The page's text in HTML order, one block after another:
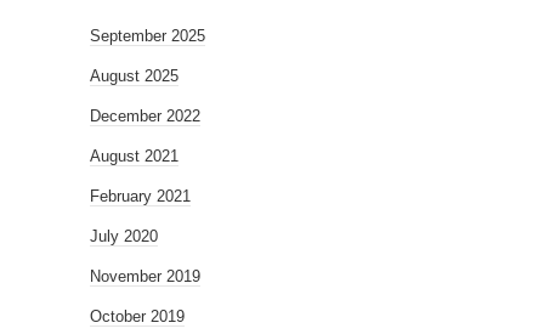
September 2025
August 2025
December 2022
August 2021
February 2021
July 2020
November 2019
October 2019